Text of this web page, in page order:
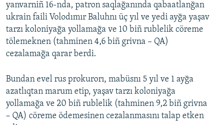
yanvarniñ 16-nda, patron saqlağanında qabaatlanğan
ukrain faili Volodımır Baluhnı üç yıl ve yedi ayğa yaşav
tarzı koloniyağa yollamağa ve 10 biñ rublelik cöreme
tölemeknen (tahminen 4,6 biñ grivna – QA)
cezalamağa qarar berdi.
Bundan evel rus prokurorı, mabüsnı 5 yıl ve 1 ayğa
azatlıqtan marum etip, yaşav tarzı koloniyağa
yollamağa ve 20 biñ rublelik (tahminen 9,2 biñ grivna
– QA) cöreme ödemesinen cezalanmasını talap etken